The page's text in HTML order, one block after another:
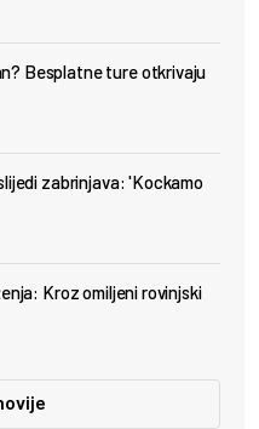
Besplatne ture otkrivaju
zabrinjava: 'Kockamo
Kroz omiljeni rovinjski